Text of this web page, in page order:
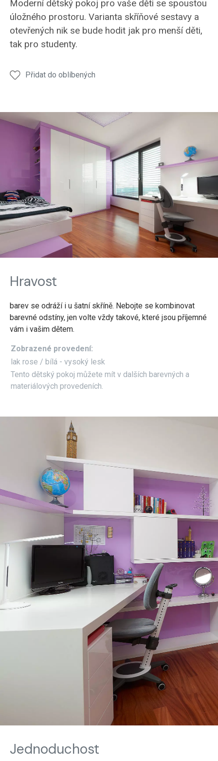
pro
pro
pro
Moderní dětský pokoj pro vaše děti se spoustou
úložného prostoru. Varianta skříňové sestavy a
otevřených nik se bude hodit jak pro menší děti,
tak pro studenty.
Přidat do oblíbených
Hravost
barev se odráží i u šatní skříně. Nebojte se kombinovat
barevné odstíny, jen volte vždy takové, které jsou příjemné
vám i vašim dětem.
Zobrazené provedení:
lak rose / bílá - vysoký lesk
Tento dětský pokoj můžete mít v dalších barevných a
materiálových provedeních.
Jednoduchost